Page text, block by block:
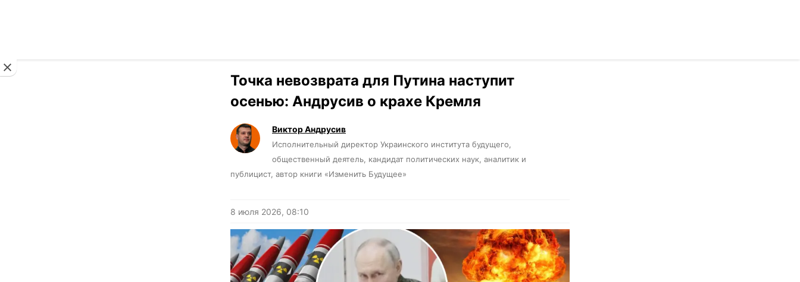
Точка невозврата для Путина наступит
осенью: Андрусив о крахе Кремля
Виктор Андрусив
Исполнительный директор Украинского института будущего,
общественный деятель, кандидат политических наук, аналитик и
публицист, автор книги «Изменить Будущее»
8 июля 2026, 08:10